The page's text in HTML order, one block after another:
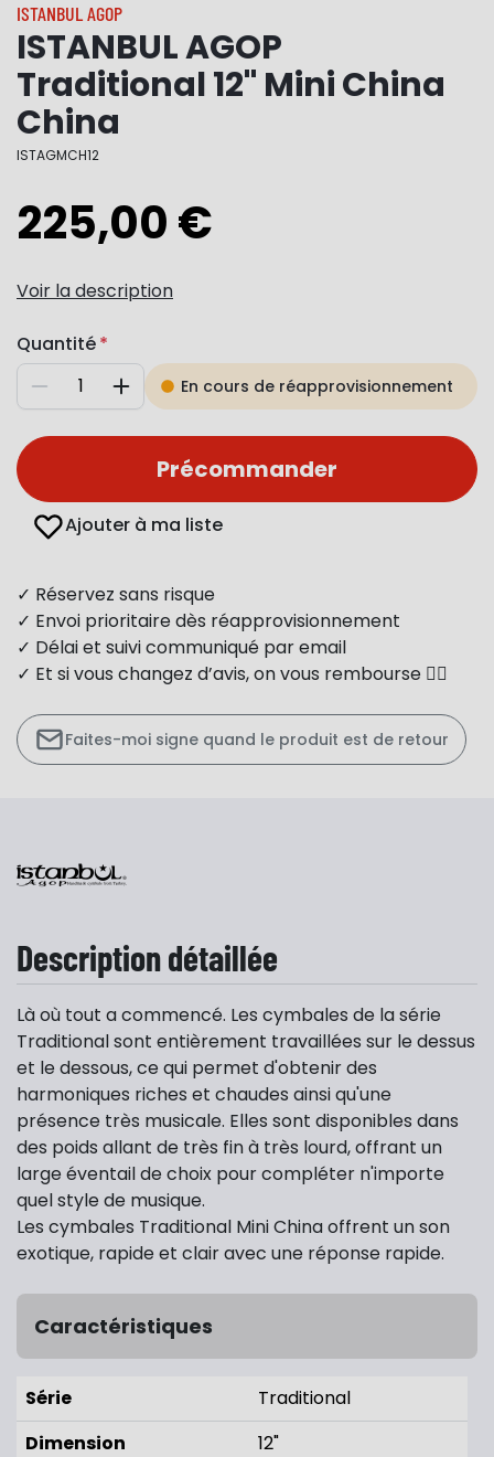
ISTANBUL AGOP
ISTANBUL AGOP
Traditional 12" Mini China
China
ISTAGMCH12
225,00 €
Voir la description
Quantité
Diminuer AugmenterEn cours de réapprovisionnement
Précommander
Ajouter à ma liste
✓ Réservez sans risque
✓ Envoi prioritaire dès réapprovisionnement
✓ Délai et suivi communiqué par email
✓ Et si vous changez d’avis, on vous rembourse 👍🏻
Faites-moi signe quand le produit est de retour
Description détaillée
Là où tout a commencé. Les cymbales de la série
Traditional sont entièrement travaillées sur le dessus
et le dessous, ce qui permet d'obtenir des
harmoniques riches et chaudes ainsi qu'une
présence très musicale. Elles sont disponibles dans
des poids allant de très fin à très lourd, offrant un
large éventail de choix pour compléter n'importe
quel style de musique.
Les cymbales Traditional Mini China offrent un son
exotique, rapide et clair avec une réponse rapide.
Caractéristiques
Série
Traditional
Dimension
12"